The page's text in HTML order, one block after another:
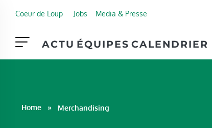
Coeur de Loup Jobs Media & Presse
ACTU ÉQUIPES CALENDRIER
Home » Merchandising